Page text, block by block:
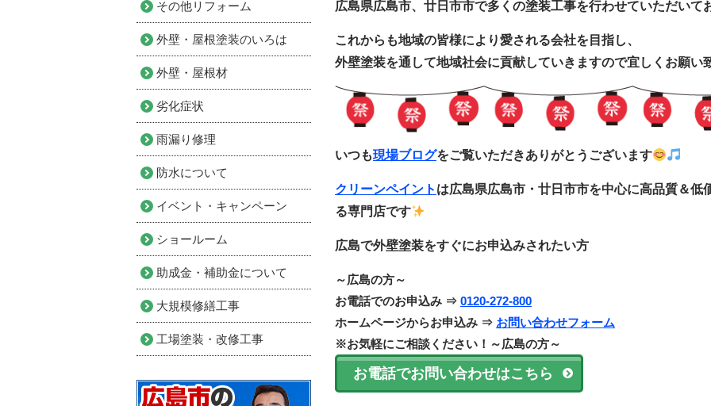
広島県広島市、廿日市市で多くの塗装工事を行わせていただいて
これからも地域の皆様により愛される会社を目指し、
外壁塗装を通して地域社会に貢献していきますので宜しくお願い
いつも現場ブログをご覧いただきありがとうございます
クリーンペイント は広島県広島市・廿日市市を中心に高品質＆低
る専門店です
広島で外壁塗装をすぐにお申込みされたい方
～広島の方～
お電話でのお申込み ⇒ 0120-272-800
ホームページからお申込み ⇒ お問い合わせフォーム
※お気軽にご相談ください！～広島の方～
お電話でお問い合わせはこちら
その他リフォーム
外壁・屋根塗装のいろは
外壁・屋根材
劣化症状
雨漏り修理
防水について
イベント・キャンペーン
ショールーム
助成金・補助金について
大規模修繕工事
工場塗装・改修工事